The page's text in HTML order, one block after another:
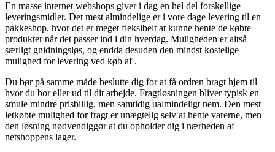
En masse internet webshops giver i dag en hel del forskellige
leveringsmidler. Det mest almindelige er i vore dage levering til en
pakkeshop, hvor det er meget fleksibelt at kunne hente de købte
produkter når det passer ind i din hverdag. Muligheden er altså
særligt gnidningsløs, og endda desuden den mindst kostelige
mulighed for levering ved køb af .
Du bør på samme måde beslutte dig for at få ordren bragt hjem til
hvor du bor eller ud til dit arbejde. Fragtløsningen bliver typisk en
smule mindre prisbillig, men samtidig ualmindeligt nem. Den mest
letkøbte mulighed for fragt er unægtelig selv at hente varerne, men
den løsning nødvendiggør at du opholder dig i nærheden af
netshoppens lager.